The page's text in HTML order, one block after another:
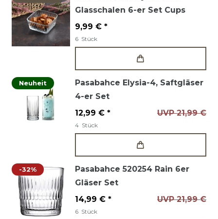
Glasschalen 6-er Set Cups
9,99 € *
6 Stück
Neuheit
Pasabahce Elysia-4, Saftgläser
4-er Set
UVP 21,99 €
12,99 € *
4 Stück
-32%
Pasabahce 520254 Rain 6er
Gläser Set
UVP 21,99 €
14,99 € *
6 Stück